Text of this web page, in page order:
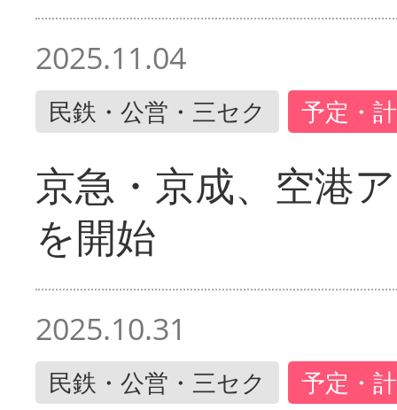
2025.11.04
民鉄・公営・三セク 予定・
京急・京成、空港
を開始
2025.10.31
民鉄・公営・三セク 予定・